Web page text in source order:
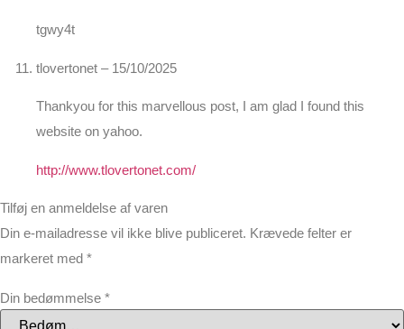
tgwy4t
tlovertonet – 15/10/2025
Thankyou for this marvellous post, I am glad I found this
website on yahoo.
http://www.tlovertonet.com/
Tilføj en anmeldelse af varen
Din e-mailadresse vil ikke blive publiceret. Krævede felter er
markeret med *
Din bedømmelse *